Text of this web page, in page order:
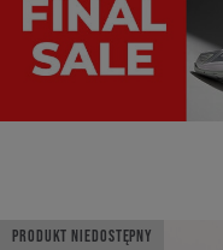
PRODUKT NIEDOSTĘPNY